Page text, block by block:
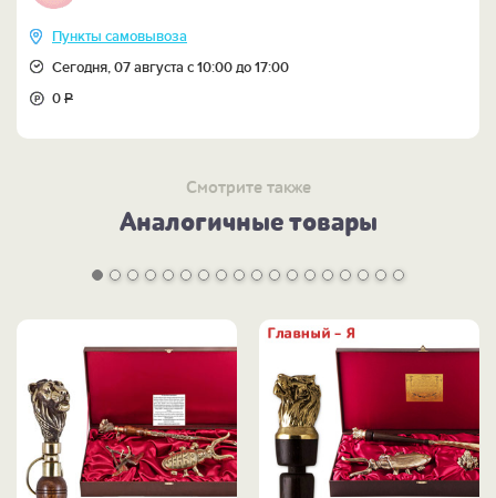
Пункты самовывоза
Сегодня, 07 августа с 10:00 до 17:00
0Р
Смотрите также
Аналогичные товары